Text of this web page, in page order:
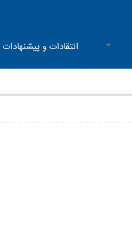
انتقادات و پیشنهادات